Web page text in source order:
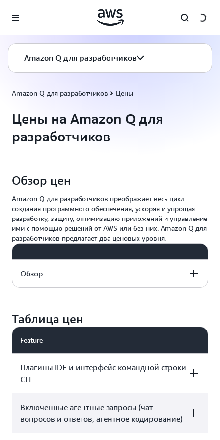
Перейти к главному контенту
Amazon Q для разработчиков
Amazon Q для разработчиков Цены
Цены на Amazon Q для
разработчиков
Обзор цен
Amazon Q для разработчиков преображает весь цикл
создания программного обеспечения, ускоряя и упрощая
разработку, защиту, оптимизацию приложений и управление
ими с помощью решений от AWS или без них. Amazon Q для
разработчиков предлагает два ценовых уровня.
Обзор
cost
количество
запросов в
месяц
Доступ к
Все, что входит в Уровень
бесплатного пользования, а
также
Увеличенные лимиты
агентных запросов
Увеличенные лимиты для
преобразования
приложений на Java и .NET
Таблица цен
Feature
Плагины IDE и интерфейс командной строки
CLI
Free Pro
Включенные агентные запросы (чат
вопросов и ответов, агентное кодирование)